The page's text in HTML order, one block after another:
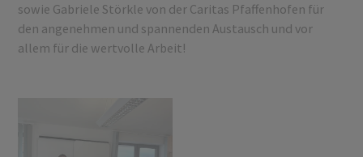
sowie Gabriele Störkle von der Caritas Pfaffenhofen für
den angenehmen und spannenden Austausch und vor
allem für die wertvolle Arbeit!